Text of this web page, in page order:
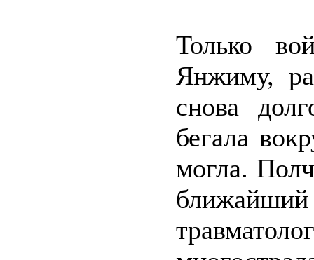
Только
Янжиму,
снова
бегала
могла.